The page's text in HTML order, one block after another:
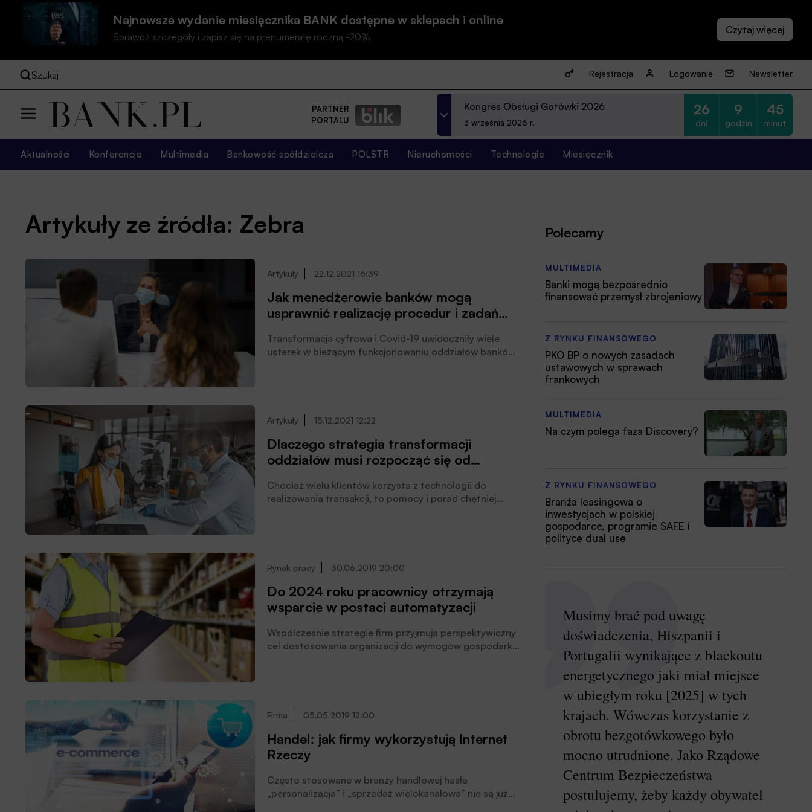
Najnowsze wydanie miesięcznika BANK dostępne w sklepach i online
Sprawdź szczegóły i zapisz się na prenumeratę roczną -20%
Szukaj Rejestracja Logowanie Newsletter
PARTNER
PORTALU
Kongres Obsługi Gotówki 2026
3 września 2026 r.
26
dni
9
godzin
45
minut
Aktualności Konferencje Multimedia Bankowość spółdzielcza POLSTR Nieruchomości Technologie Miesięcznik
Artykuły ze źródła: Zebra
Artykuły 22.12.2021 16:39
Jak menedżerowie banków mogą
usprawnić realizację procedur i zadań
Transformacja cyfrowa i Covid-19 uwidoczniły wiele
usterek w bieżącym funkcjonowaniu oddziałów banków.
Artykuły 15.12.2021 12:22
Dlaczego strategia transformacji
oddziałów musi rozpocząć się od
Chociaż wielu klientów korzysta z technologii do
realizowania transakcji, to pomocy i porad chętniej
Rynek pracy 30.06.2019 20:00
Do 2024 roku pracownicy otrzymają
wsparcie w postaci automatyzacji
Współcześnie strategie firm przyjmują perspektywiczny
cel dostosowania organizacji do wymogów gospodarki
Firma 05.05.2019 12:00
Handel: jak firmy wykorzystują Internet
Rzeczy
Często stosowane w branży handlowej hasła
„personalizacja” i „sprzedaż wielokanałowa” nie są już
Polecamy
MULTIMEDIA
Banki mogą bezpośrednio
finansować przemysł zbrojeniowy
Z RYNKU FINANSOWEGO
PKO BP o nowych zasadach
ustawowych w sprawach
frankowych
MULTIMEDIA
Na czym polega faza Discovery?
Z RYNKU FINANSOWEGO
Branża leasingowa o
inwestycjach w polskiej
gospodarce, programie SAFE i
polityce dual use
Musimy brać pod uwagę
doświadczenia, Hiszpanii i
Portugalii wynikające z blackoutu
energetycznego jaki miał miejsce
w ubiegłym roku [2025] w tych
krajach. Wówczas korzystanie z
obrotu bezgotówkowego było
mocno utrudnione. Jako Rządowe
Centrum Bezpieczeństwa
postulujemy, żeby każdy obywatel